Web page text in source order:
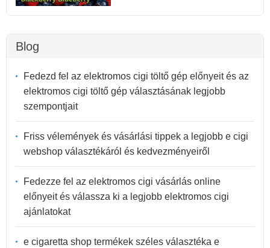
Blog
Fedezd fel az elektromos cigi töltő gép előnyeit és az
elektromos cigi töltő gép választásának legjobb
szempontjait
Friss vélemények és vásárlási tippek a legjobb e cigi
webshop választékáról és kedvezményeiről
Fedezze fel az elektromos cigi vásárlás online
előnyeit és válassza ki a legjobb elektromos cigi
ajánlatokat
e cigaretta shop termékek széles választéka e